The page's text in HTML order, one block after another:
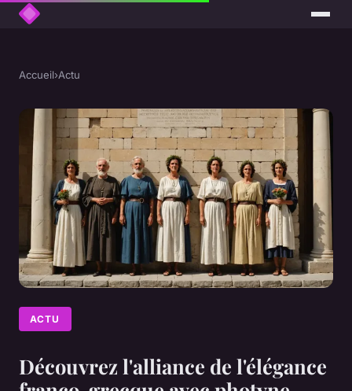
Accueil›Actu
ACTU
Découvrez l'alliance de l'élégance